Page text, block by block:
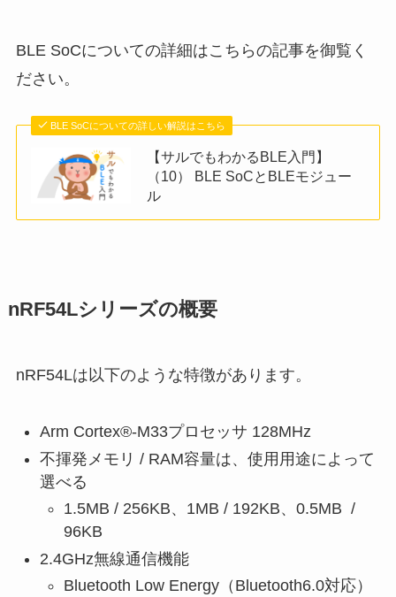
BLE SoCについての詳細はこちらの記事を御覧く
ださい。
BLE SoCについての詳しい解説はこちら
【サルでもわかるBLE入門】
（10） BLE SoCとBLEモジュー
ル
nRF54Lシリーズの概要
nRF54Lは以下のような特徴があります。
Arm Cortex®-M33プロセッサ 128MHz
不揮発メモリ / RAM容量は、使用用途によって
選べる
1.5MB / 256KB、1MB / 192KB、0.5MB /
96KB
2.4GHz無線通信機能
Bluetooth Low Energy（Bluetooth6.0対応）